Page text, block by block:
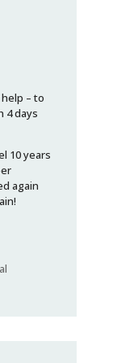
– to
4 days
10 years
again